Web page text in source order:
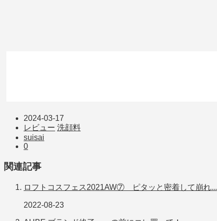
2024-03-17
レビュー 洗顔料
suisai
0
関連記事
ロフトコスフェス2021AW⑦ ピタッと密着して崩れ...
2022-08-23